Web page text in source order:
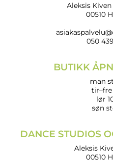
Aleksis
00510
050
BUTIKK
man
tir–fre
lør
søn
DANCE STUDIOS
Aleksis
00510